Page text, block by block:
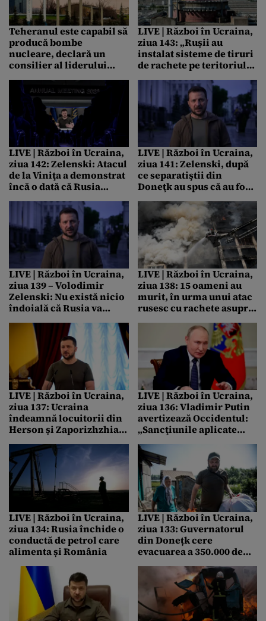
Teheranul este capabil să
producă bombe
nucleare, declară un
consilier al liderului
LIVE | Război în Ucraina,
ziua 143: „Rușii au
instalat sisteme de tiruri
de rachete pe teritoriul
Zaporojie şi de acolo
lovesc”, spun oficiali
ucraineni
LIVE | Război în Ucraina,
ziua 142: Zelenski: Atacul
de la Viniţa a demonstrat
încă o dată că Rusia
stat terorist / 23 de
persoane – între care 3
copii – au murit
LIVE | Război în Ucraina,
ziua 141: Zelenski, după
ce separatiştii din
Doneţk au spus că au fost
Coreea de Nord: „Vom
reacţiona foarte dur la
toate nivelurile”
LIVE | Război în Ucraina,
ziua 139 – Volodimir
Zelenski: Nu există nicio
îndoială că Rusia va
furnizarea de gaze către
Europa
LIVE | Război în Ucraina,
ziua 138: 15 oameni au
murit, în urma unui atac
rusesc cu rachete asupra
apartamente din estul
Ucrainei / Zelenski spune
că „pedeapsa este
inevitabilă pentru
fiecare ucigaș rus” /
Locuitorilor din Herson
și Zaporizhzhia li se cere
să evacueze zona
LIVE | Război în Ucraina,
ziua 137: Ucraina
îndeamnă locuitorii din
Herson și Zaporizhzhia
să evacueze zona:
„Urmează o bătălie
uriașă”/ Volodimir
Zelenski cere
Occidentului arme
„moderne puternice și de
înaltă precizie”
LIVE | Război în Ucraina,
ziua 136: Vladimir Putin
avertizează Occidentul:
„Sancţiunile aplicate
Rusiei pot duce la
consecinţe grave, chiar
catastrofale, pe piaţa
mondială a energiei”
LIVE | Război în Ucraina,
ziua 134: Rusia închide o
conductă de petrol care
alimenta și România
LIVE | Război în Ucraina,
ziua 133: Guvernatorul
din Donețk cere
evacuarea a 350.000 de
țări va fi decis de
regiunea Donețk”